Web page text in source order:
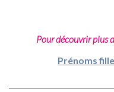
Pour découvrir plus
Prénoms